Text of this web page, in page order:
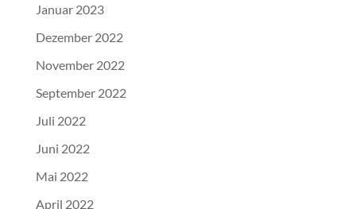
Januar 2023
Dezember 2022
November 2022
September 2022
Juli 2022
Juni 2022
Mai 2022
April 2022